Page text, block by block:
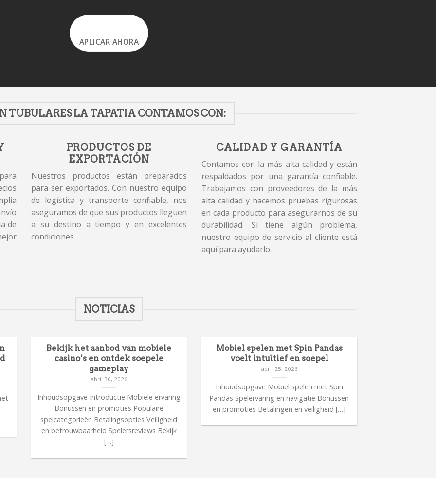
APLICAR AHORA
TUBULARES LA TAPATIA CONTAMOS CON:
de
PRODUCTOS DE
EXPORTACIÓN
Nuestros productos están preparados
para ser exportados. Con nuestro equipo
de logística y transporte confiable, nos
aseguramos de que sus productos lleguen
a su destino a tiempo y en excelentes
condiciones.
CALIDAD Y GARANTÍA
Contamos con la más alta calidad y están
respaldados por una garantía confiable.
Trabajamos con proveedores de la más
alta calidad y hacemos pruebas rigurosas
en cada producto para asegurarnos de su
durabilidad. Si tiene algún problema,
nuestro equipo de servicio al cliente está
aquí para ayudarlo.
NOTICIAS
Bekijk het aanbod van mobiele
casino’s en ontdek soepele
gameplay
abril 30, 2026
Inhoudsopgave Introductie Mobiele ervaring
Bonussen en promoties Populaire
spelcategorieën Betalingsopties Veiligheid
en betrouwbaarheid Spelersreviews Bekijk
[…]
Mobiel spelen met Spin Pandas
voelt intuïtief en soepel
abril 25, 2026
Inhoudsopgave Mobiel spelen met Spin
Pandas Spelervaring en navigatie Bonussen
en promoties Betalingen en veiligheid […]